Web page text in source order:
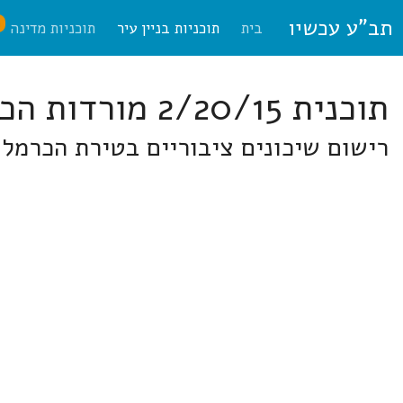
תב"ע עכשיו בית תוכניות בניין עיר תוכניות מדינה
תוכנית 2/20/15 מורדות הכרמל
רישום שיכונים ציבוריים בטירת הכרמל